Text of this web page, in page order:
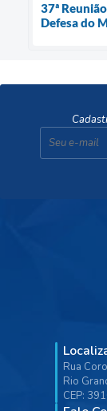
37ª
Defesa do
Rua
Rio
CEP: